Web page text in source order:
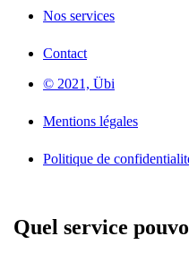
Nos services
Contact
© 2021, Übi
Mentions légales
Politique de
Quel service